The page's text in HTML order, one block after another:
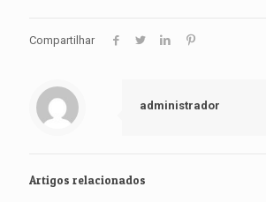
Compartilhar
administrador
Artigos relacionados